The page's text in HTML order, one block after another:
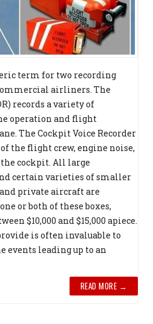
term for two recording
airliners. The
records a variety of
operation and flight
The Cockpit Voice Recorder
of the flight crew, engine noise,
cockpit. All large
certain varieties of smaller
private aircraft are
or both of these boxes,
$10,000 and $15,000 apiece.
is often invaluable to
events leading up to an
READ MORE →